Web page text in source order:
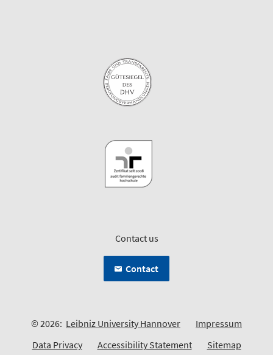
Contact us
Contact
© 2026: Leibniz University Hannover
Impressum
Data Privacy
Accessibility Statement Sitemap